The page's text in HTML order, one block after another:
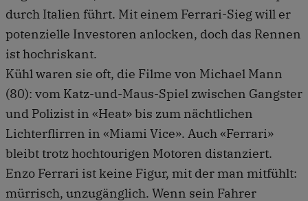
durch Italien führt. Mit einem Ferrari-Sieg will er
potenzielle Investoren anlocken, doch das Rennen
ist hochriskant.
Kühl waren sie oft, die Filme von Michael Mann
(80): vom Katz-und-Maus-Spiel zwischen Gangster
und Polizist in «Heat» bis zum nächtlichen
Lichterflirren in «Miami Vice». Auch «Ferrari»
bleibt trotz hochtourigen Motoren distanziert.
Enzo Ferrari ist keine Figur, mit der man mitfühlt:
mürrisch, unzugänglich. Wenn sein Fahrer